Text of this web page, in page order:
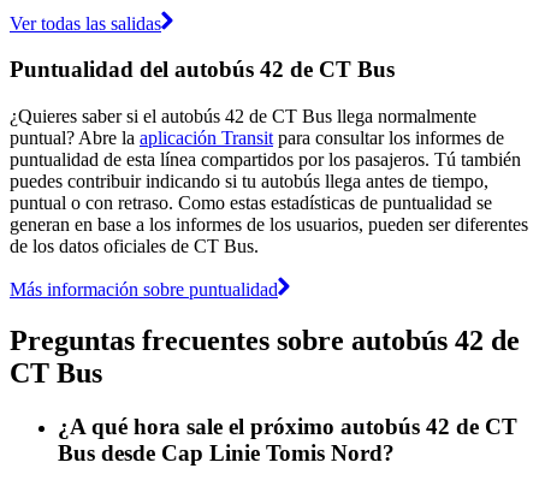
Ver todas las salidas
Puntualidad del autobús 42 de CT Bus
¿Quieres saber si el autobús 42 de CT Bus llega normalmente
puntual? Abre la aplicación Transit para consultar los informes de
puntualidad de esta línea compartidos por los pasajeros. Tú también
puedes contribuir indicando si tu autobús llega antes de tiempo,
puntual o con retraso. Como estas estadísticas de puntualidad se
generan en base a los informes de los usuarios, pueden ser diferentes
de los datos oficiales de CT Bus.
Más información sobre puntualidad
Preguntas frecuentes sobre autobús 42 de
CT Bus
¿A qué hora sale el próximo autobús 42 de CT
Bus desde Cap Linie Tomis Nord?